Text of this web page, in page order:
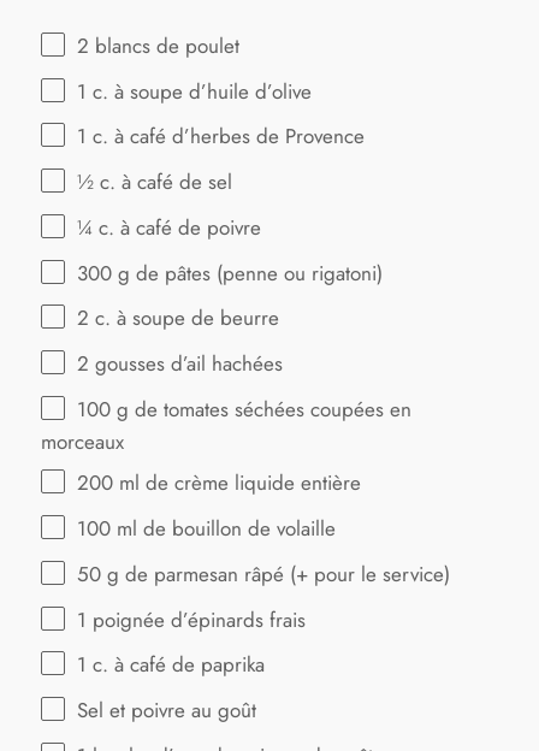
2 blancs de poulet
1 c. à soupe d’huile d’olive
1 c. à café d’herbes de Provence
½ c. à café de sel
¼ c. à café de poivre
300 g de pâtes (penne ou rigatoni)
2 c. à soupe de beurre
2 gousses d’ail hachées
100 g de tomates séchées coupées en
morceaux
200 ml de crème liquide entière
100 ml de bouillon de volaille
50 g de parmesan râpé (+ pour le service)
1 poignée d’épinards frais
1 c. à café de paprika
Sel et poivre au goût